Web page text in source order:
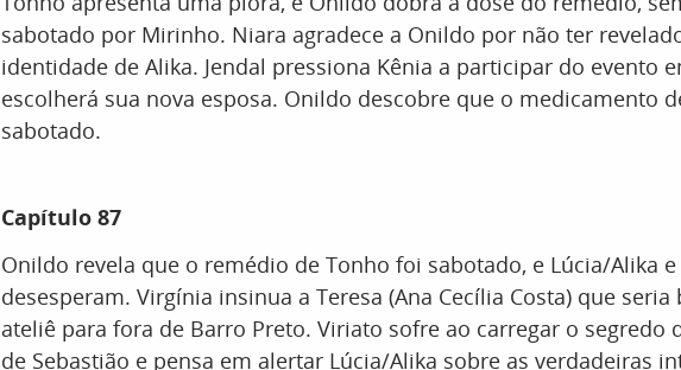
sabotado por Mirinho. Niara agradece a Onildo por não ter
identidade de Alika. Jendal pressiona Kênia a participar do evento
escolherá sua nova esposa. Onildo descobre que o medicamento
sabotado.
Capítulo 87
Onildo revela que o remédio de Tonho foi sabotado, e Lúcia/Alika e
desesperam. Virgínia insinua a Teresa (Ana Cecília Costa) que seria
ateliê para fora de Barro Preto. Viriato sofre ao carregar o segredo
de Sebastião e pensa em alertar Lúcia/Alika sobre as verdadeiras